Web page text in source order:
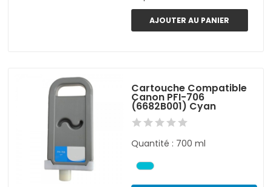
AJOUTER AU PANIER
Cartouche Compatible
Canon PFI-706
(6682B001) Cyan
Quantité : 700 ml